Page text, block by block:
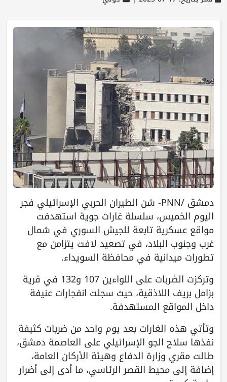
دمشق /PNN- شن الطيران الحربي الإسرائيلي فجر
اليوم الخميس، سلسلة غارات جوية استهدفت
مواقع عسكرية تابعة للجيش السوري في شمال
غرب وجنوب البلاد، في تصعيد لافت يتزامن مع
تطورات ميدانية في محافظة السويداء.
وتركزت الضربات على اللواءين 107 و132 في قرية
بزامل بريف اللاذقية، حيث سجلت انفجارات عنيفة
داخل المواقع المستهدفة.
وتأتي هذه الغارات بعد يوم واحد من ضربات كثيفة
نفذها سلاح الجو الإسرائيلي على العاصمة دمشق،
طالت مقري وزارة الدفاع وهيئة الأركان العامة،
إضافة إلى محيط القصر الرئاسي، ما أدى إلى أضرار